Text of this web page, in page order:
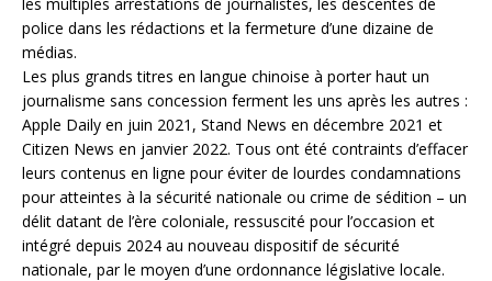
police dans les rédactions et la fermeture d’une dizaine de
médias.
Les plus grands titres en langue chinoise à porter haut un
journalisme sans concession ferment les uns après les autres :
Apple Daily en juin 2021, Stand News en décembre 2021 et
Citizen News en janvier 2022. Tous ont été contraints d’effacer
leurs contenus en ligne pour éviter de lourdes condamnations
pour atteintes à la sécurité nationale ou crime de sédition – un
délit datant de l’ère coloniale, ressuscité pour l’occasion et
intégré depuis 2024 au nouveau dispositif de sécurité
nationale, par le moyen d’une ordonnance législative locale.